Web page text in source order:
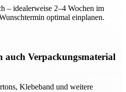
– idealerweise 2–4 Wochen im
optimal einplanen.
auch Verpackungsmaterial
Klebeband und weitere